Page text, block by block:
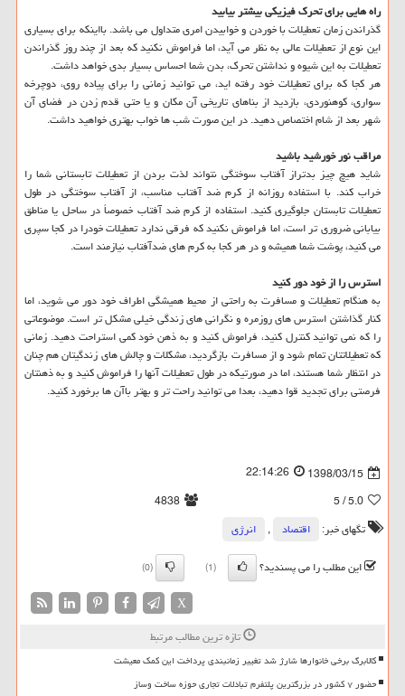
راه هایی برای تحرك فیزیكی بیشتر بیابید
گذراندن زمان تعطیلات با خوردن و خوابیدن امری متداول می باشد. بااینكه برای بسیاری
این نوع از تعطیلات عالی به نظر می آید، اما فراموش نكنید كه بعد از چند روز گذراندن
تعطیلات به این شیوه و نداشتن تحرك، بدن شما احساس بسیار بدی خواهد داشت.
هر كجا كه برای تعطیلات خود رفته اید، می توانید زمانی را برای پیاده روی، دوچرخه
سواری، كوهنوردی، بازدید از بناهای تاریخی آن مكان و یا حتی قدم زدن در فضای آن
شهر بعد از شام اختصاص دهید. در این صورت شب ها خواب بهتری خواهید داشت.
مراقب نور خورشید باشید
شاید هیچ چیز بدتراز آفتاب سوختگی نتواند لذت بردن از تعطیلات تابستانی شما را
خراب كند. با استفاده روزانه از كرم ضد آفتاب مناسب، از آفتاب سوختگی در طول
تعطیلات تابستان جلوگیری كنید. استفاده از كرم ضد آفتاب خصوصاً در ساحل یا مناطق
بیابانی ضروری تر است، اما فراموش نكنید كه فرقی ندارد تعطیلات خودرا در كجا سپری
می كنید، پوشت شما همیشه و در هر كجا به كرم های ضدآفتاب نیازمند است.
استرس را از خود دور كنید
به هنگام تعطیلات و مسافرت به راحتی از محیط همیشگی اطراف خود دور می شوید، اما
كنار گذاشتن استرس های روزمره و نگرانی های زندگی خیلی مشكل تر است. موضوعاتی
را كه نمی توانید كنترل كنید، فراموش كنید و به ذهن خود كمی استراحت دهید. زمانی
كه تعطیلاتتان تمام شود و از مسافرت بازگردید، مشكلات و چالش های زندگیتان هم چنان
در انتظار شما هستند، اما در صورتیكه در طول تعطیلات آنها را فراموش كنید و به ذهنتان
فرصتی برای تجدید قوا دهید، بعدا می توانید راحت تر و بهتر باآن ها برخورد كنید.
1398/03/15
22:14:26
5.0
/ 5
4838
تگهای خبر:
اقتصاد ,
انرژی
این مطلب را می پسندید؟
(1)
(0)
X
تازه ترین مطالب مرتبط
کالابرگ برخی خانوارها شارژ شد تغییر زمانبندی پرداخت این کمک معیشت
حضور ۷ کشور در بزرگترین پلتفرم تبادلات تجاری حوزه ساخت وساز